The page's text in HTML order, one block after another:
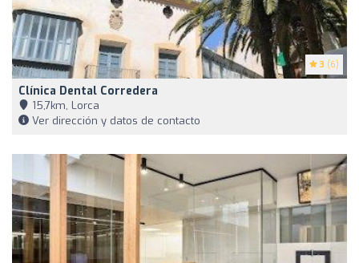
3 (6)
Clínica Dental Corredera
15,7km, Lorca
Ver dirección y datos de contacto